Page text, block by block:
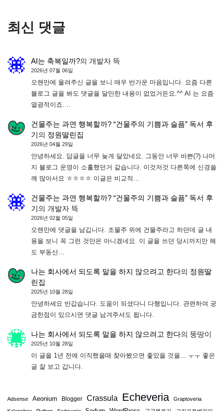
최신 댓글
AI는 축복일까?의 개발자 뜩
2026년 07월 06일
오랜만에 올려주신 글을 보니 매우 반가운 마음입니다. 요즘 다른
블로그 글을 봐도 댓글을 달만한 내용이 없었거든요.^^ AI 는 요즘
열광적이죠.…
건물주는 과연 행복할까? “건물주의 기쁨과 슬픔” 독서 후
기의 정원딸린집
2026년 04월 29일
안녕하세요. 답글을 너무 늦게 달았네요. 그동안 너무 바쁜(?) 나머
지 블로그 운영이 소홀했던거 같습니다. 이것저것 다른쪽에 신경쓸
께 많아서요 ㅎㅎㅎㅎ 이글은 비교적…
건물주는 과연 행복할까? “건물주의 기쁨과 슬픔” 독서 후
기의 개발자 뜩
2026년 02월 05일
오랜만에 댓글을 남깁니다. 조물주 위에 건물주라고 하던데 글 내
용을 보니 꼭 그런 것만은 아니겠네요. 이 글을 쓰던 당시까지만 해
도 부동산…
나는 회사에서 되도록 말을 하지 않으려고 한다의 정원딸
린집
2025년 10월 28일
안녕하세요 반갑습니다. 도움이 되셨다니 다행입니다. 관련하여 궁
금한점이 있으시면 댓글 남겨주셔도 됩니다.
나는 회사에서 되도록 말을 하지 않으려고 한다의 뚱땅이
2025년 10월 28일
이 글을 1년 전에 이직했을때 찾아봤으면 좋았을 것을... ㅜㅜ 좋은
글 잘 보고 갑니다.
Adsense Aeonium Blogger Crassula Echeveria Graptoveria